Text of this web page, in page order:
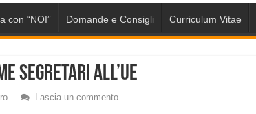
con “NOI” Domande e Consigli Curriculum Vitae
segretari all’UE
Lascia un commento